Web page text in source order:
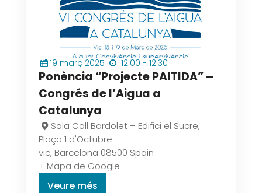
19 març 2025 12:00 - 12:30
Ponència “Projecte PAITIDA” –
Congrés de l’Aigua a
Catalunya
Sala Coll Bardolet – Edifici el Sucre,
Plaça 1 d'Octubre
vic, Barcelona 08500 Spain
+ Mapa de Google
Veure més